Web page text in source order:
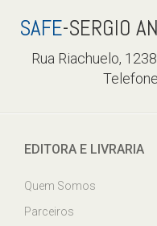
SAFE-SERGIO
Rua Riachuelo,
EDITORA E LIVRARIA
Quem Somos
Parceiros